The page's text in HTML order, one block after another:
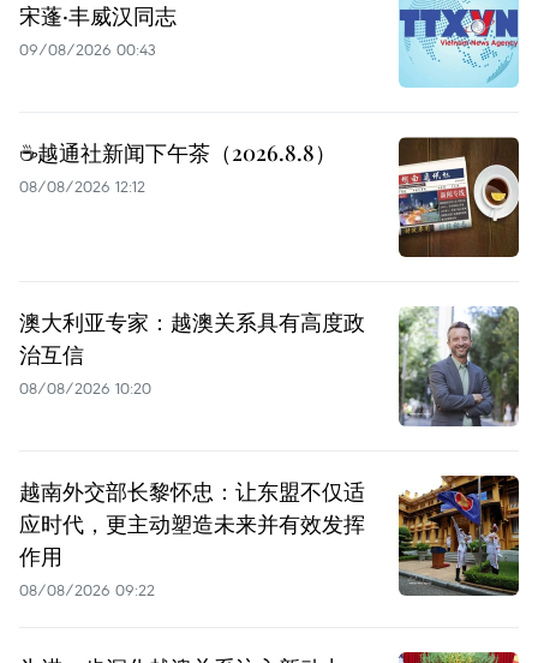
宋蓬·丰威汉同志
09/08/2026 00:43
☕️越通社新闻下午茶（2026.8.8）
08/08/2026 12:12
澳大利亚专家：越澳关系具有高度政
治互信
08/08/2026 10:20
越南外交部长黎怀忠：让东盟不仅适
应时代，更主动塑造未来并有效发挥
作用
08/08/2026 09:22